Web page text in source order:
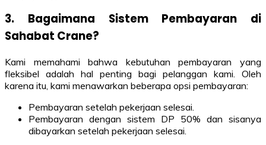
3. Bagaimana Sistem Pembayaran di
Sahabat Crane?
Kami memahami bahwa kebutuhan pembayaran yang
fleksibel adalah hal penting bagi pelanggan kami. Oleh
karena itu, kami menawarkan beberapa opsi pembayaran:
Pembayaran setelah pekerjaan selesai.
Pembayaran dengan sistem DP 50% dan sisanya
dibayarkan setelah pekerjaan selesai.